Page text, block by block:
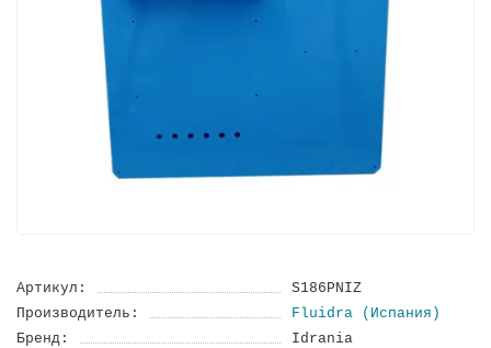
Артикул:
S186PNIZ
Производитель:
Fluidra (Испания)
Бренд:
Idrania